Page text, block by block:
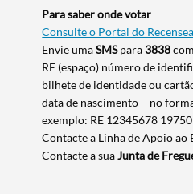
Para saber onde votar
Consulte o Portal do
Envie umaSMSpara3838
RE (espaço) número de
bilhete de identidade ou
data de nascimento – no
exemplo: RE 12345678
Contacte a Linha de Apoio
Contacte a suaJunta de